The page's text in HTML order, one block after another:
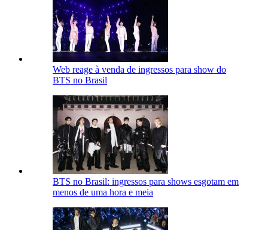
Web reage à venda de ingressos para show do
BTS no Brasil
BTS no Brasil: ingressos para shows esgotam em
menos de uma hora e meia